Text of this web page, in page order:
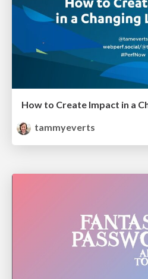
tammyeverts